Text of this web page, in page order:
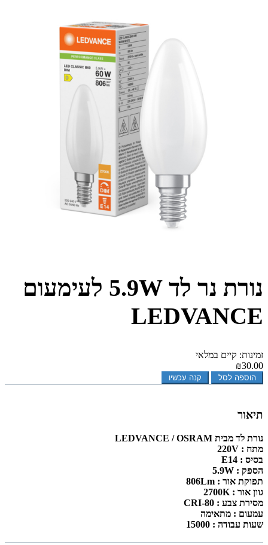
נורת נר לד 5.9W לעימעום
LEDVANCE
זמינות: קיים במלאי
₪30.00
הוספה לסל קנה עכשיו
תיאור
נורת לד מבית LEDVANCE / OSRAM
מתח : 220V
בסיס : E14
הספק : 5.9W
תפוקת אור : 806Lm
גוון אור : 2700K
מסירת צבע : CRI-80
עמעום : מתאימה
שעות עבודה : 15000